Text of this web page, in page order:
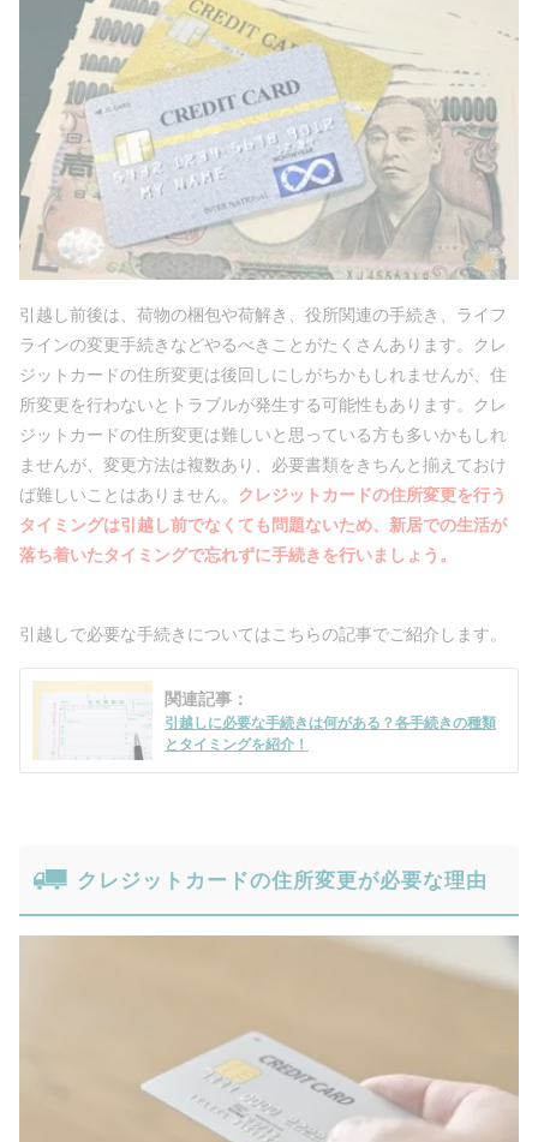
引越し前後は、荷物の梱包や荷解き、役所関連の手続き、ライフ
ラインの変更手続きなどやるべきことがたくさんあります。クレ
ジットカードの住所変更は後回しにしがちかもしれませんが、住
所変更を行わないとトラブルが発生する可能性もあります。クレ
ジットカードの住所変更は難しいと思っている方も多いかもしれ
ませんが、変更方法は複数あり、必要書類をきちんと揃えておけ
ば難しいことはありません。 クレジットカードの住所変更を行う
タイミングは引越し前でなくても問題ないため、新居での生活が
落ち着いたタイミングで忘れずに手続きを行いましょう。
引越しで必要な手続きについてはこちらの記事でご紹介します。
関連記事：
引越しに必要な手続きは何がある？各手続きの種類
とタイミングを紹介！
クレジットカードの住所変更が必要な理由